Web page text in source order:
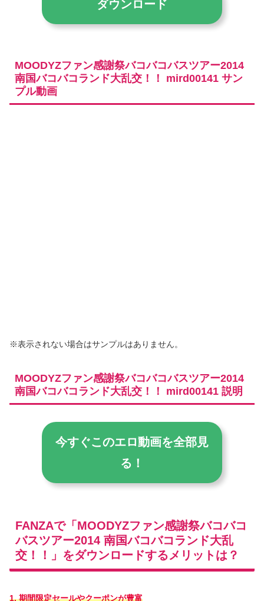
ダウンロード
MOODYZファン感謝祭バコバコバスツアー2014
南国バコバコランド大乱交！！ mird00141 サン
プル動画
※表示されない場合はサンプルはありません。
MOODYZファン感謝祭バコバコバスツアー2014
南国バコバコランド大乱交！！ mird00141 説明
今すぐこのエロ動画を全部見
る！
FANZAで「MOODYZファン感謝祭バコバコ
バスツアー2014 南国バコバコランド大乱
交！！」をダウンロードするメリットは？
1. 期間限定セールやクーポンが豊富